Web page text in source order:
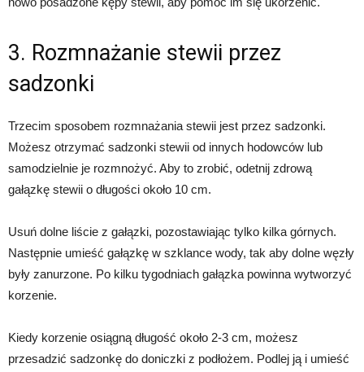
3. Rozmnażanie stewii przez
sadzonki
Trzecim sposobem rozmnażania stewii jest przez sadzonki.
Możesz otrzymać sadzonki stewii od innych hodowców lub
samodzielnie je rozmnożyć. Aby to zrobić, odetnij zdrową
gałązkę stewii o długości około 10 cm.
Usuń dolne liście z gałązki, pozostawiając tylko kilka górnych.
Następnie umieść gałązkę w szklance wody, tak aby dolne węzły
były zanurzone. Po kilku tygodniach gałązka powinna wytworzyć
korzenie.
Kiedy korzenie osiągną długość około 2-3 cm, możesz
przesadzić sadzonkę do doniczki z podłożem. Podlej ją i umieść